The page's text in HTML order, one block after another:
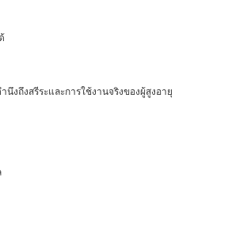
ถึงสรีระและการใช้งานจริงของผู้สูงอายุ